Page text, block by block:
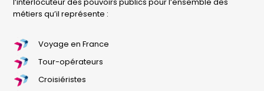
l’interlocuteur des pouvoirs publics pour l’ensemble des
métiers qu’il représente :
Voyage en France
Tour-opérateurs
Croisiéristes